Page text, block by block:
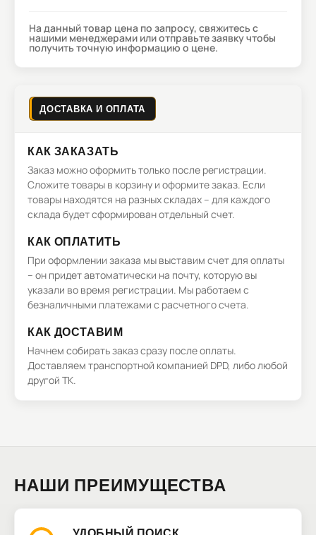
На данный товар цена по запросу, свяжитесь с
нашими менеджерами или отправьте заявку чтобы
получить точную информацию о цене.
ДОСТАВКА И ОПЛАТА
КАК ЗАКАЗАТЬ
Заказ можно оформить только после регистрации.
Сложите товары в корзину и оформите заказ. Если
товары находятся на разных складах – для каждого
склада будет сформирован отдельный счет.
КАК ОПЛАТИТЬ
При оформлении заказа мы выставим счет для оплаты
– он придет автоматически на почту, которую вы
указали во время регистрации. Мы работаем с
безналичными платежами с расчетного счета.
КАК ДОСТАВИМ
Начнем собирать заказ сразу после оплаты.
Доставляем транспортной компанией DPD, либо любой
другой ТК.
НАШИ ПРЕИМУЩЕСТВА